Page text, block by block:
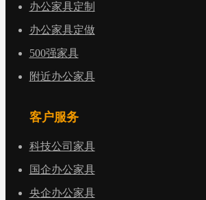
办公家具定制
办公家具定做
500强家具
附近办公家具
客户服务
科技公司家具
国企办公家具
央企办公家具